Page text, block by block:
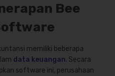
Bee
memiliki beberapa
data keuangan. Secara
software ini, perusahaan